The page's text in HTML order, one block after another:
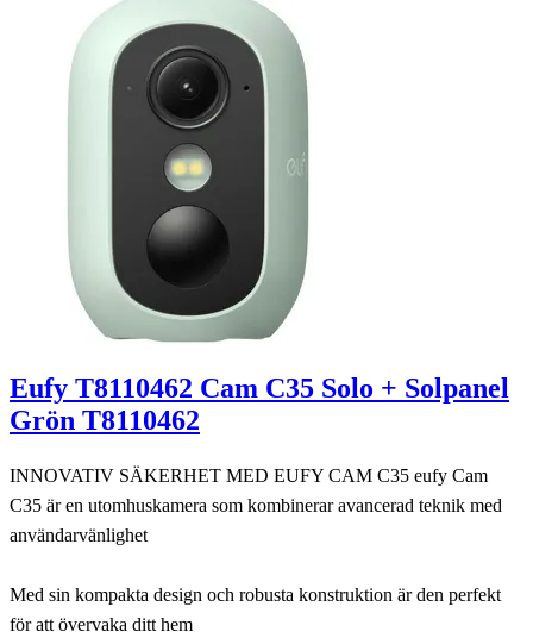
Eufy T8110462 Cam C35 Solo + Solpanel
Grön T8110462
INNOVATIV SÄKERHET MED EUFY CAM C35 eufy Cam
C35 är en utomhuskamera som kombinerar avancerad teknik med
användarvänlighet
Med sin kompakta design och robusta konstruktion är den perfekt
för att övervaka ditt hem